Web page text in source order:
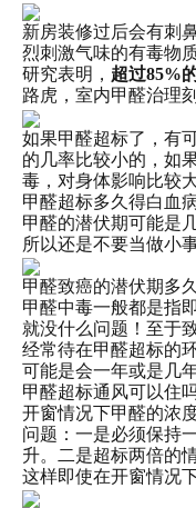
新房装修过后会有刺
烈刺激气味的有毒物
研究表明， 超过85%
路虎，室内甲醛治理
如果甲醛超标了，有
的几率比较小的，如
毒，对身体影响比较
甲醛超标多久得白血
甲醛的潜伏期可能是
所以还是不要当做小事
甲醛致癌的潜伏期多
甲醛中毒一般都是指
就没什么问题！至于
经常待在甲醛超标的
可能是会一年或是几
甲醛超标通风可以住
开窗情况下甲醛的浓
问题：一是必须保持
升。二是超标两倍的
这样即使在开窗情况